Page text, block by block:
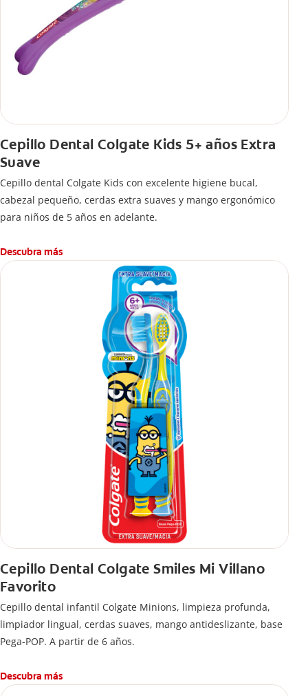
Cepillo Dental Colgate Kids 5+ años Extra
Suave
Cepillo dental Colgate Kids con excelente higiene bucal,
cabezal pequeño, cerdas extra suaves y mango ergonómico
para niños de 5 años en adelante.
Descubra más
Cepillo Dental Colgate Smiles Mi Villano
Favorito
Cepillo dental infantil Colgate Minions, limpieza profunda,
limpiador lingual, cerdas suaves, mango antideslizante, base
Pega-POP. A partir de 6 años.
Descubra más